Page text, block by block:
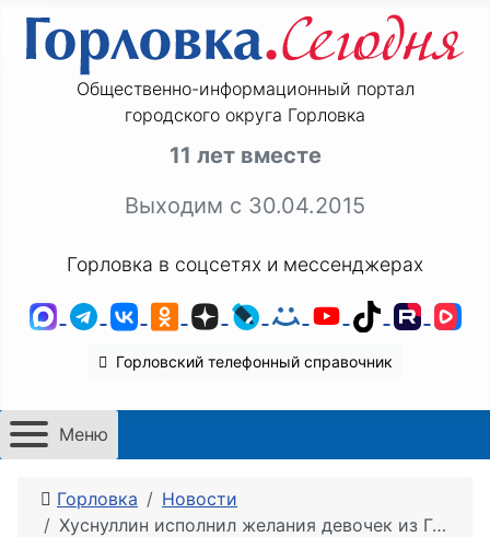
Общественно-информационный портал
городского округа Горловка
11 лет вместе
Выходим с 30.04.2015
Горловка в соцсетях и мессенджерах
MAXTelegram
ВКонтакте
Одноклассники
ДзенLiveJournal
Мой Мир
YouTube
TikTok
Горловский телефонный справочник
Меню
Горловка
Новости
Хуснуллин исполнил желания девочек из Горловки в рамках «Елки желаний»